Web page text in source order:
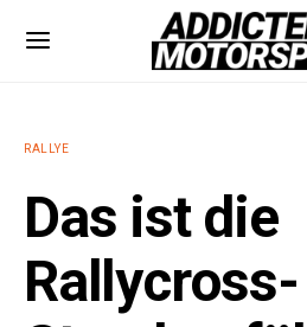
RALLYE
Das ist die
Rallycross-